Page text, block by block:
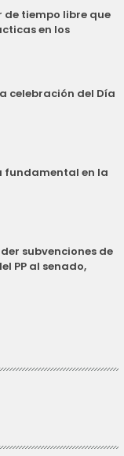
de tiempo libre que
en los
celebración del Día
fundamental en la
subvenciones de
PP al senado,